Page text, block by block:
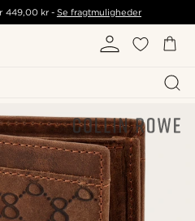
449,00 kr- Se fragtmuligheder